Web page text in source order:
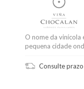
O nome da vinícola
pequena cidade
Consulte